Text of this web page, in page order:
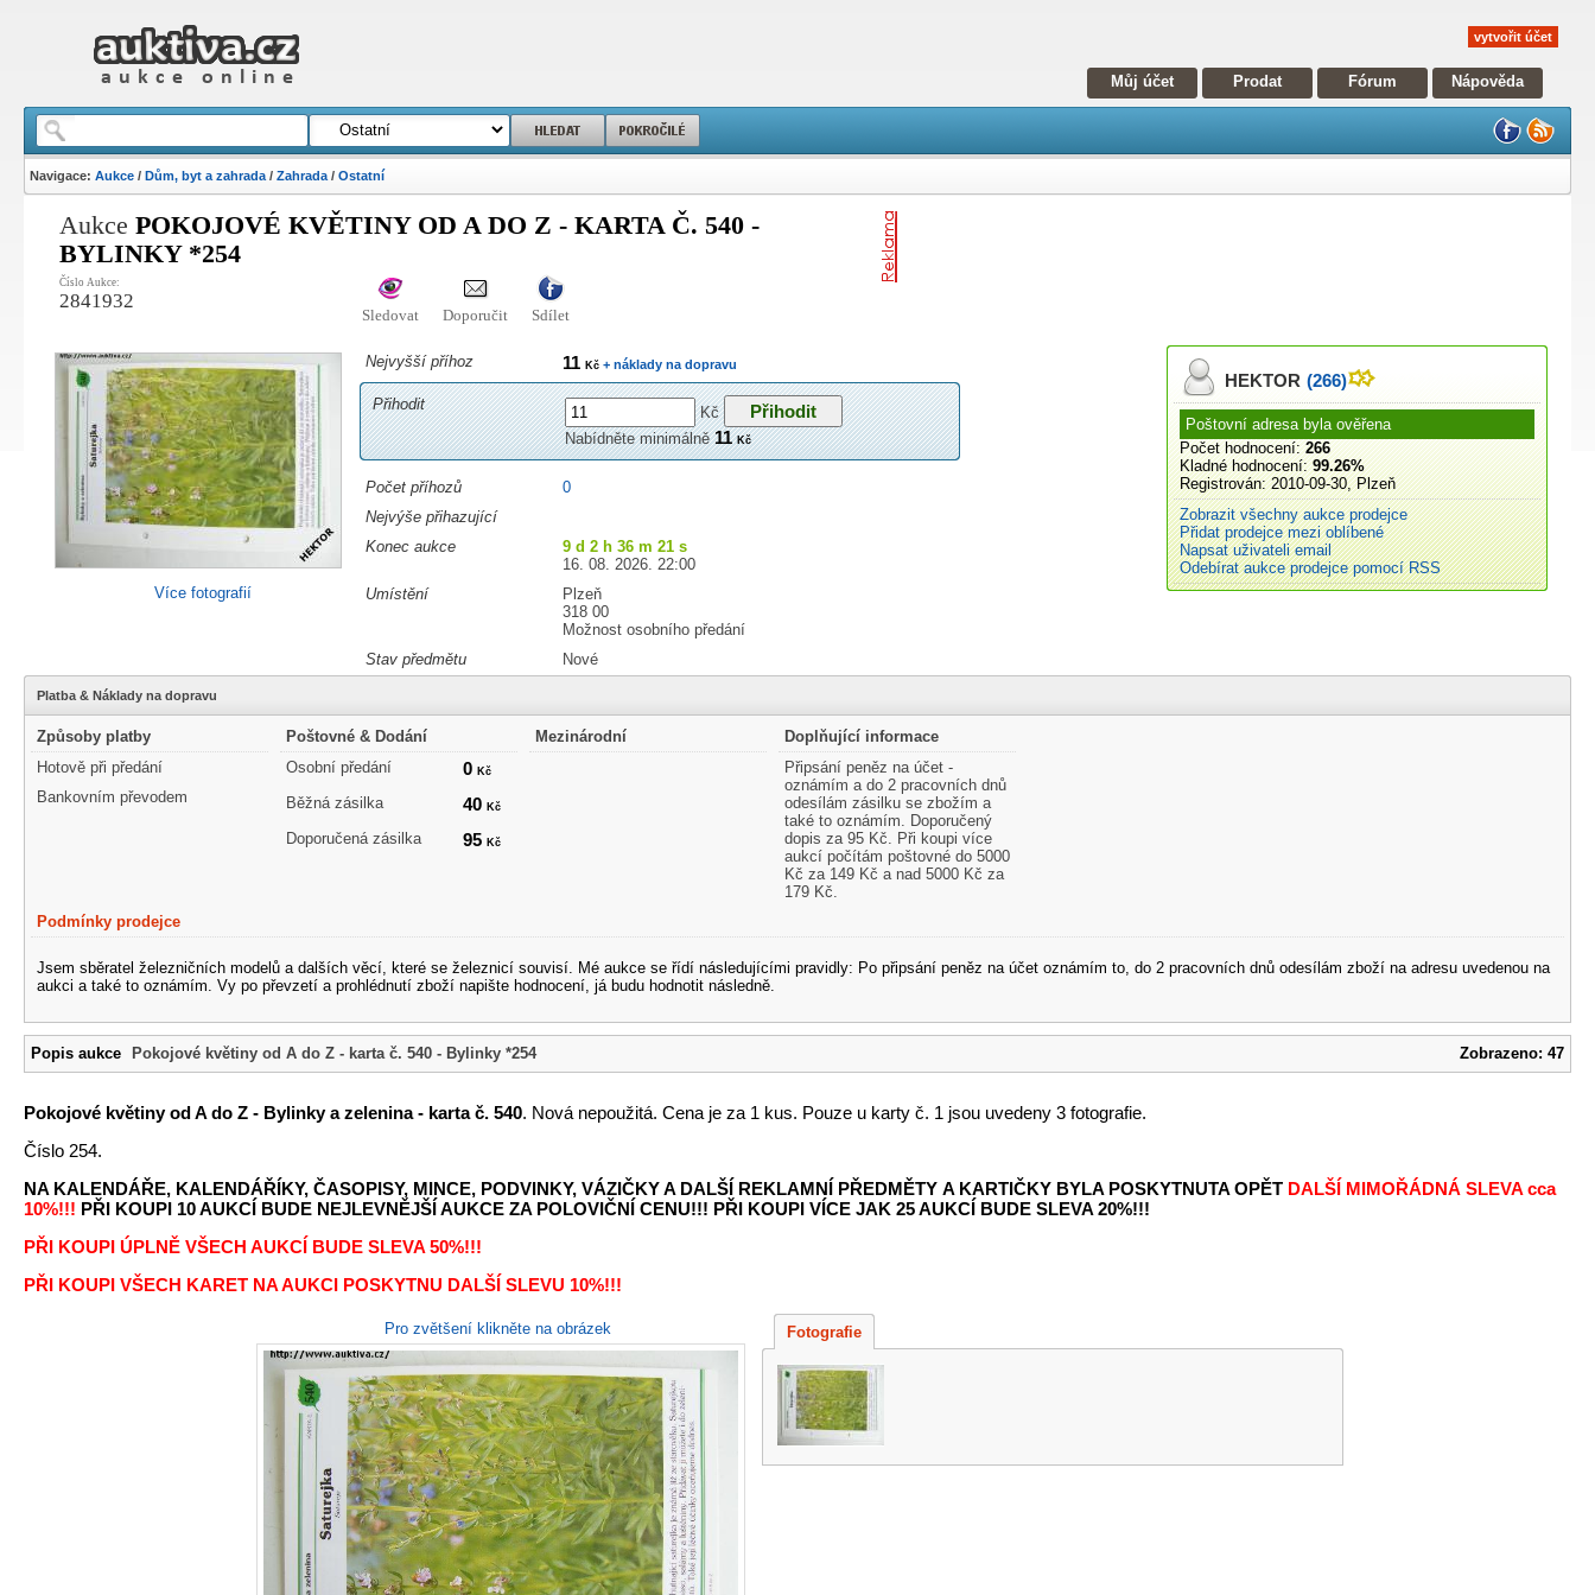
vytvořit účet
Můj účet Prodat Fórum Nápověda
Navigace:Aukce /Dům, byt a zahrada /Zahrada /Ostatní
AukcePOKOJOVÉ KVĚTINY OD A DO Z - KARTA Č. 540 -
BYLINKY *254
Číslo Aukce:
2841932
Sledovat Doporučit Sdílet
Více fotografií
Nejvyšší příhoz 11Kč + náklady na dopravu
Přihodit
Kč
Nabídněte minimálně11Kč
Počet příhozů
0
Nejvýše přihazující
Konec aukce
9 d 2 h 36 m 21 s
16. 08. 2026. 22:00
Umístění
Plzeň
318 00
Možnost osobního předání
Stav předmětu
Nové
HEKTOR (266)
Poštovní adresa byla ověřena
Počet hodnocení: 266
Kladné hodnocení: 99.26%
Registrován: 2010-09-30, Plzeň
Zobrazit všechny aukce prodejce
Přidat prodejce mezi oblíbené
Napsat uživateli email
Odebírat aukce prodejce pomocí RSS
Platba & Náklady na dopravu
Způsoby platby
Hotově při předání
Bankovním převodem
Poštovné & Dodání
Osobní předání
0Kč
Běžná zásilka 40Kč
Doporučená zásilka 95Kč
Mezinárodní
Doplňující informace
Připsání peněz na účet -
oznámím a do 2 pracovních dnů
odesílám zásilku se zbožím a
také to oznámím. Doporučený
dopis za 95 Kč. Při koupi více
aukcí počítám poštovné do 5000
Kč za 149 Kč a nad 5000 Kč za
179 Kč.
Podmínky prodejce
Jsem sběratel železničních modelů a dalších věcí, které se železnicí souvisí. Mé aukce se řídí následujícími pravidly: Po připsání peněz na účet oznámím to, do 2 pracovních dnů odesílám zboží na adresu uvedenou na
aukci a také to oznámím. Vy po převzetí a prohlédnutí zboží napište hodnocení, já budu hodnotit následně.
Popis aukce Pokojové květiny od A do Z - karta č. 540 - Bylinky *254 Zobrazeno: 47
Pokojové květiny od A do Z - Bylinky a zelenina - karta č. 540. Nová nepoužitá. Cena je za 1 kus. Pouze u karty č. 1 jsou uvedeny 3 fotografie.
Číslo 254.
NA KALENDÁŘE, KALENDÁŘÍKY, ČASOPISY, MINCE, PODVINKY, VÁZIČKY A DALŠÍ REKLAMNÍ PŘEDMĚTY A KARTIČKY BYLA POSKYTNUTA OPĚT DALŠÍ MIMOŘÁDNÁ SLEVAcca
10%!!! PŘI KOUPI 10 AUKCÍ BUDE NEJLEVNĚJŠÍ AUKCE ZA POLOVIČNÍ CENU!!! PŘI KOUPI VÍCE JAK 25 AUKCÍ BUDE SLEVA 20%!!!
PŘI KOUPI ÚPLNĚ VŠECH AUKCÍ BUDE SLEVA 50%!!!
PŘI KOUPI VŠECH KARET NA AUKCI POSKYTNU DALŠÍ SLEVU 10%!!!
Pro zvětšení klikněte na obrázek Fotografie